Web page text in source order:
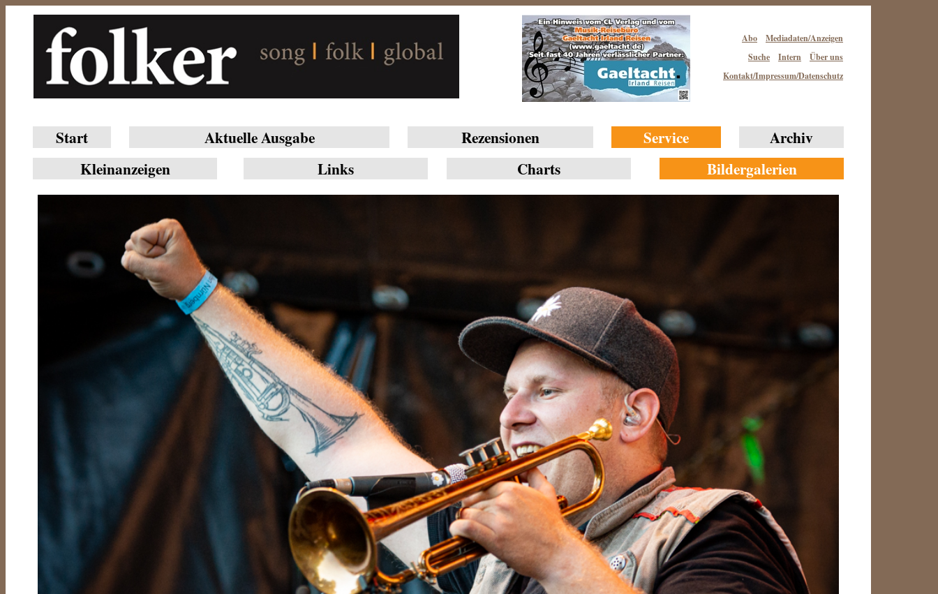
Abo
Mediadaten/Anzeigen
Suche
Intern
Über uns
Kontakt/Impressum/Datenschutz
Start Aktuelle Ausgabe Rezensionen Service
Archiv
Klein­anzeigen
Links Charts Bildergalerien